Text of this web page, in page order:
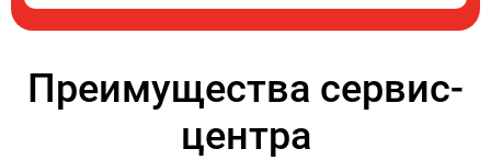
Преимущества сервис-
центра